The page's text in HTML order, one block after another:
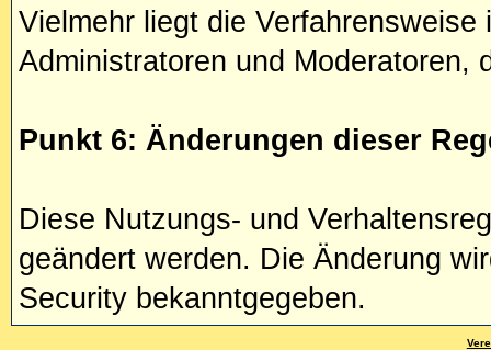
Vielmehr liegt die
Administratoren und Moderatoren,
Punkt 6: Änderungen dieser
Diese Nutzungs- und
geändert werden. Die Änderung
Security bekanntgegeben.